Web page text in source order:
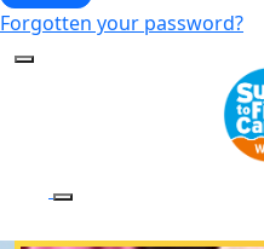
Forgotten your password?